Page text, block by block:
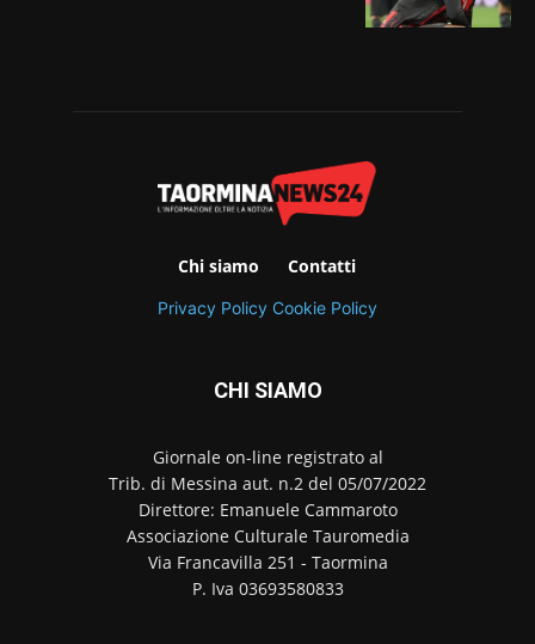
Chi siamo Contatti
Privacy Policy Cookie Policy
CHI SIAMO
Giornale on-line registrato al
Trib. di Messina aut. n.2 del 05/07/2022
Direttore: Emanuele Cammaroto
Associazione Culturale Tauromedia
Via Francavilla 251 - Taormina
P. Iva 03693580833